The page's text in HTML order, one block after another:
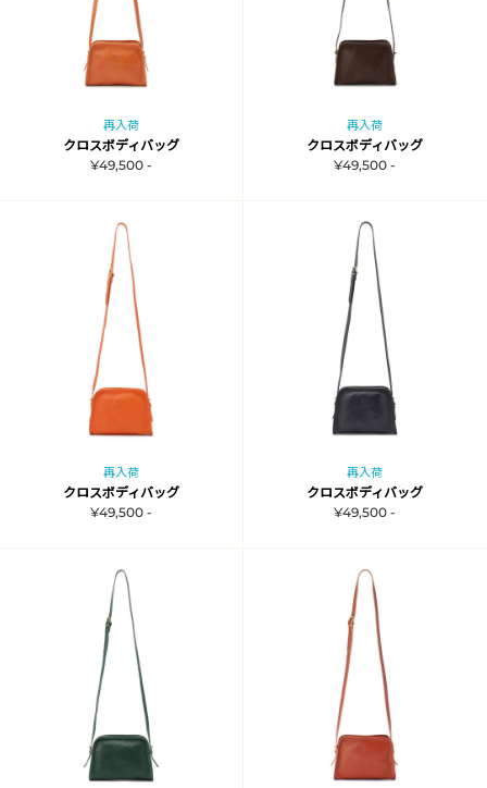
再入荷
クロスボディバッグ
¥49,500 -
再入荷
クロスボディバッグ
¥49,500 -
再入荷
クロスボディバッグ
¥49,500 -
再入荷
クロスボディバッグ
¥49,500 -